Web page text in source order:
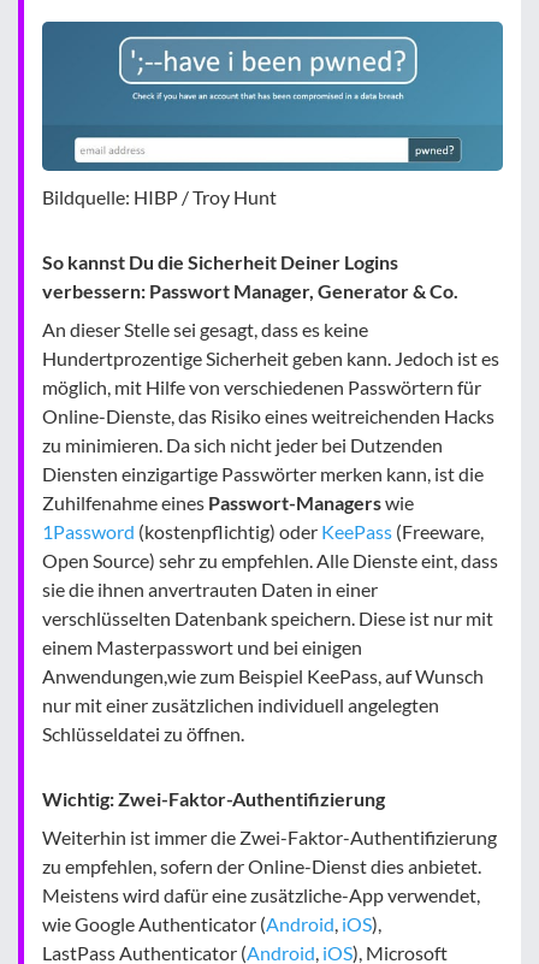
Bildquelle: HIBP / Troy Hunt
So kannst Du die Sicherheit Deiner Logins
verbessern: Passwort Manager, Generator & Co.
An dieser Stelle sei gesagt, dass es keine
Hundertprozentige Sicherheit geben kann. Jedoch ist es
möglich, mit Hilfe von verschiedenen Passwörtern für
Online-Dienste, das Risiko eines weitreichenden Hacks
zu minimieren. Da sich nicht jeder bei Dutzenden
Diensten einzigartige Passwörter merken kann, ist die
Zuhilfenahme eines Passwort-Managerswie
1Password (kostenpflichtig) oder KeePass (Freeware,
Open Source) sehr zu empfehlen. Alle Dienste eint, dass
sie die ihnen anvertrauten Daten in einer
verschlüsselten Datenbank speichern. Diese ist nur mit
einem Masterpasswort und bei einigen
Anwendungen,wie zum Beispiel KeePass, auf Wunsch
nur mit einer zusätzlichen individuell angelegten
Schlüsseldatei zu öffnen.
Wichtig: Zwei-Faktor-Authentifizierung
Weiterhin ist immer die Zwei-Faktor-Authentifizierung
zu empfehlen, sofern der Online-Dienst dies anbietet.
Meistens wird dafür eine zusätzliche-App verwendet,
wie Google Authenticator (Android, iOS),
LastPass Authenticator (Android, iOS), Microsoft